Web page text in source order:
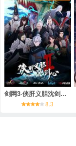
剑网3·侠肝义胆沈剑心 第二季
8.3